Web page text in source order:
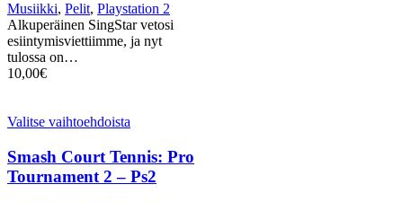
Musiikki, Pelit, Playstation 2
Alkuperäinen SingStar vetosi
esiintymisviettiimme, ja nyt
tulossa on…
10,00€
Valitse vaihtoehdoista
Smash Court Tennis: Pro
Tournament 2 – Ps2